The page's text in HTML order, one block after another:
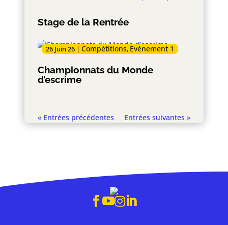
Stage de la Rentrée
Championnats du Monde
d’escrime
26 Juin 26 |Compétitions, Evènement 1
« Entrées précédentes Entrées suivantes »
